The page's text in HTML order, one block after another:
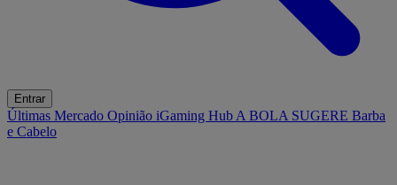
Entrar
Últimas Mercado Opinião iGaming Hub A BOLA SUGERE Barba
e Cabelo